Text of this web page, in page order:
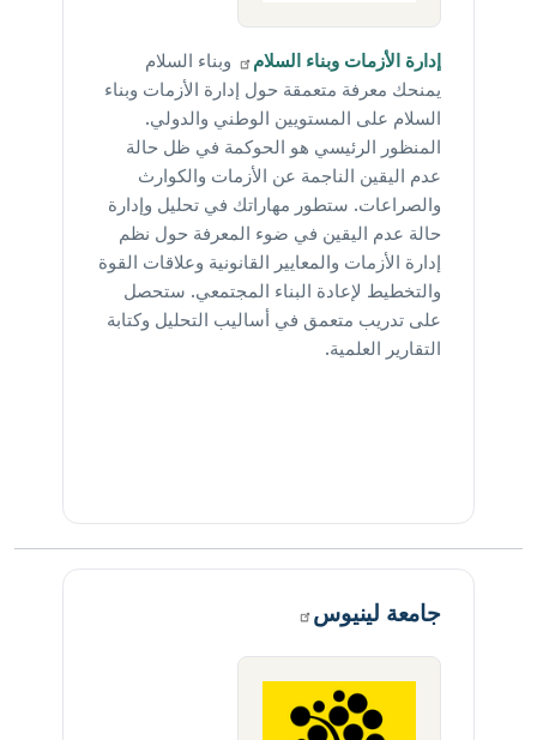
إدارة الأزمات وبناء السلام
وبناء السلام
يمنحك معرفة متعمقة حول إدارة الأزمات وبناء
السلام على المستويين الوطني والدولي.
المنظور الرئيسي هو الحوكمة في ظل حالة
عدم اليقين الناجمة عن الأزمات والكوارث
والصراعات. ستطور مهاراتك في تحليل وإدارة
حالة عدم اليقين في ضوء المعرفة حول نظم
إدارة الأزمات والمعايير القانونية وعلاقات القوة
والتخطيط لإعادة البناء المجتمعي. ستحصل
على تدريب متعمق في أساليب التحليل وكتابة
التقارير العلمية.
جامعة لينيوس